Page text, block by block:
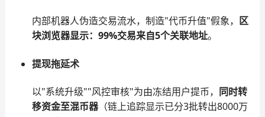
内部机器人伪造交易流水，制造"代币升值"假象， 区
块浏览器显示：99%交易来自5个关联地址。
提现拖延术
以"系统升级""风控审核"为由冻结用户提币， 同时转
移资金至混币器（链上追踪显示已分3批转出8000万